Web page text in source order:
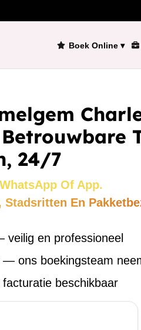
Boek Online ▾
24/7
Of App.
Stadsritten En
en professioneel
— ons boekingsteam
beschikbaar